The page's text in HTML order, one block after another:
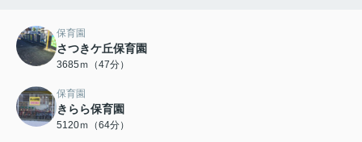
保育園
さつきケ丘保育園
3685ｍ（47分）
保育園
きらら保育園
5120ｍ（64分）